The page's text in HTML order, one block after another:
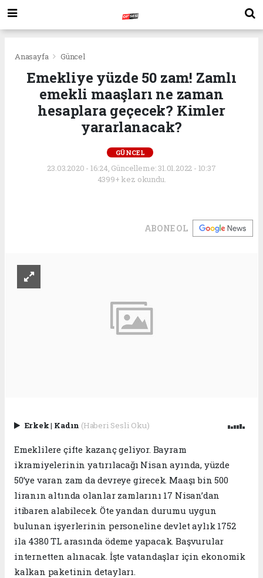
Anasayfa Güncel
Emekliye yüzde 50 zam! Zamlı
emekli maaşları ne zaman
hesaplara geçecek? Kimler
yararlanacak?
GÜNCEL
23.03.2020 - 16:24, Güncelleme: 31.01.2022 - 10:37
4399+ kez okundu.
ABONE OL
Erkek| Kadın (Haberi Sesli Oku)
Emeklilere çifte kazanç geliyor. Bayram
ikramiyelerinin yatırılacağı Nisan ayında, yüzde
50’ye varan zam da devreye girecek. Maaşı bin 500
liranın altında olanlar zamlarını 17 Nisan’dan
itibaren alabilecek. Öte yandan durumu uygun
bulunan işyerlerinin personeline devlet aylık 1752
ila 4380 TL arasında ödeme yapacak. Başvurular
internetten alınacak. İşte vatandaşlar için ekonomik
kalkan paketinin detayları.